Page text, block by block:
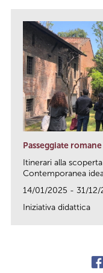
Passeggiate
Itinerari alla
Contemporanea
14/01/2025 - 31/12/
Iniziativa didattica